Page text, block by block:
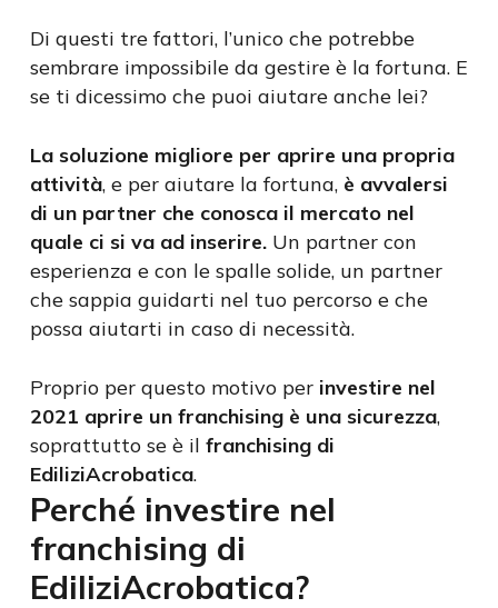
Di questi tre fattori, l’unico che potrebbe
sembrare impossibile da gestire è la fortuna. E
se ti dicessimo che puoi aiutare anche lei?
La soluzione migliore per aprire una propria
attività, e per aiutare la fortuna, è avvalersi
di un partner che conosca il mercato nel
quale ci si va ad inserire.Un partner con
esperienza e con le spalle solide, un partner
che sappia guidarti nel tuo percorso e che
possa aiutarti in caso di necessità.
Proprio per questo motivo perinvestire nel
2021 aprire un franchising è una sicurezza,
soprattutto se è il franchising di
EdiliziAcrobatica.
Perché investire nel
franchising di
EdiliziAcrobatica?